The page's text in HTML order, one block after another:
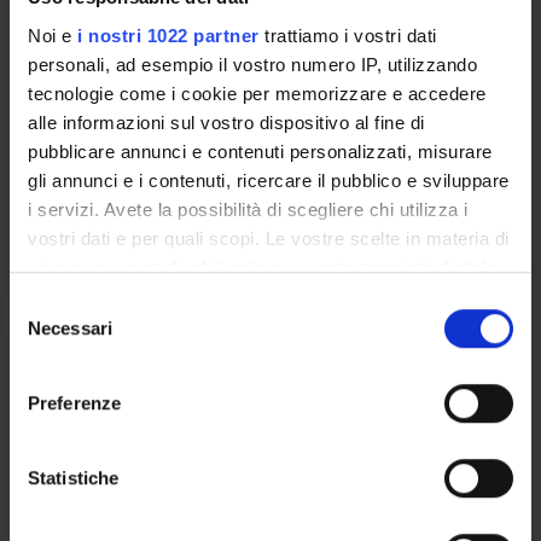
Noi e i nostri 1022 partner trattiamo i vostri dati
personali, ad esempio il vostro numero IP, utilizzando
tecnologie come i cookie per memorizzare e accedere
alle informazioni sul vostro dispositivo al fine di
pubblicare annunci e contenuti personalizzati, misurare
gli annunci e i contenuti, ricercare il pubblico e sviluppare
i servizi. Avete la possibilità di scegliere chi utilizza i
vostri dati e per quali scopi. Le vostre scelte in materia di
privacy sono applicabili solo su questa proprietà digitale
modificare o revocare il proprio consenso in qualsiasi
momento dalla Dichiarazione sui cookie o facendo clic
raccogliere informazioni sulla tua posizione
geografica, con un'approssimazione di qualche
Necessari
Preferenze
Statistiche
ANATOMIA UMANA
Credits
3
Period
INF. TN 1° anno 1° semestre
Academic staff
Credits
Period